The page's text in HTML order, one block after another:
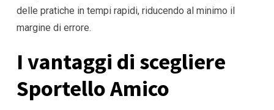
delle pratiche in tempi rapidi, riducendo al minimo il
margine di errore.
I vantaggi di scegliere
Sportello Amico